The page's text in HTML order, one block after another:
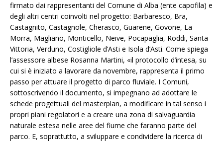
firmato dai rappresentanti del Comune di Alba (ente capofila) e
degli altri centri coinvolti nel progetto: Barbaresco, Bra,
Castagnito, Castagnole, Cherasco, Guarene, Govone, La
Morra, Magliano, Monticello, Neive, Pocapaglia, Roddi, Santa
Vittoria, Verduno, Costigliole d’Asti e Isola d’Asti. Come spiega
l’assessore albese Rosanna Martini, «il protocollo d’intesa, su
cui si è iniziato a lavorare da novembre, rappresenta il primo
passo per attuare il progetto di parco fluviale. I Comuni,
sottoscrivendo il documento, si impegnano ad adottare le
schede progettuali del masterplan, a modificare in tal senso i
propri piani regolatori e a creare una zona di salvaguardia
naturale estesa nelle aree del fiume che faranno parte del
parco. E, soprattutto, a sviluppare e condividere la ricerca di